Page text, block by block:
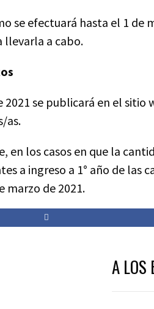
se efectuará hasta el 1
llevarla a cabo.
2021 se publicará en el
as.
en los casos en que la
a ingreso a 1° año de las
marzo de 2021.
A LOS